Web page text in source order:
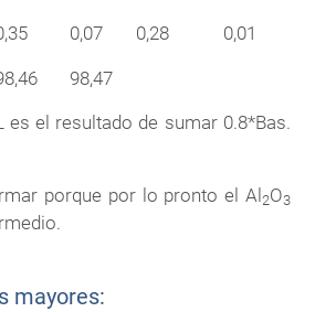
0,07 0,28 0,01
98,47
es el resultado de sumar 0.8*Bas.
porque por lo pronto el Al 2O3
mayores: